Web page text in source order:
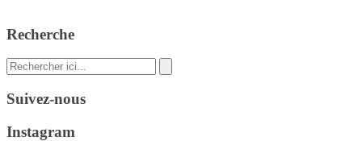
Recherche
Recherche
pour
:Suivez-nous
Instagram